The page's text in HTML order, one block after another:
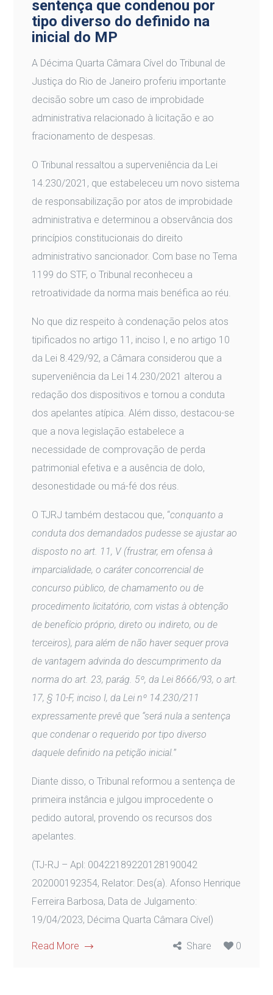
sentença que condenou por
tipo diverso do definido na
inicial do MP
A Décima Quarta Câmara Cível do Tribunal de
Justiça do Rio de Janeiro proferiu importante
decisão sobre um caso de improbidade
administrativa relacionado à licitação e ao
fracionamento de despesas.
O Tribunal ressaltou a superveniência da Lei
14.230/2021, que estabeleceu um novo sistema
de responsabilização por atos de improbidade
administrativa e determinou a observância dos
princípios constitucionais do direito
administrativo sancionador. Com base no Tema
1199 do STF, o Tribunal reconheceu a
retroatividade da norma mais benéfica ao réu.
No que diz respeito à condenação pelos atos
tipificados no artigo 11, inciso I, e no artigo 10
da Lei 8.429/92, a Câmara considerou que a
superveniência da Lei 14.230/2021 alterou a
redação dos dispositivos e tornou a conduta
dos apelantes atípica. Além disso, destacou-se
que a nova legislação estabelece a
necessidade de comprovação de perda
patrimonial efetiva e a ausência de dolo,
desonestidade ou má-fé dos réus.
O TJRJ também destacou que, “conquanto a
conduta dos demandados pudesse se ajustar ao
disposto no art. 11, V (frustrar, em ofensa à
imparcialidade, o caráter concorrencial de
concurso público, de chamamento ou de
procedimento licitatório, com vistas à obtenção
de benefício próprio, direto ou indireto, ou de
terceiros), para além de não haver sequer prova
de vantagem advinda do descumprimento da
norma do art. 23, parág. 5º, da Lei 8666/93, o art.
17, § 10-F, inciso I, da Lei nº 14.230/211
expressamente prevê que “será nula a sentença
que condenar o requerido por tipo diverso
daquele definido na petição inicial.”
Diante disso, o Tribunal reformou a sentença de
primeira instância e julgou improcedente o
pedido autoral, provendo os recursos dos
apelantes.
(TJ-RJ – Apl: 00422189220128190042
202000192354, Relator: Des(a). Afonso Henrique
Ferreira Barbosa, Data de Julgamento:
19/04/2023, Décima Quarta Câmara Cível)
Read More Share 0